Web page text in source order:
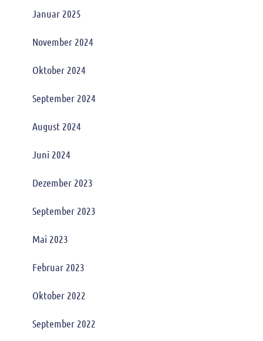
Januar 2025
November 2024
Oktober 2024
September 2024
August 2024
Juni 2024
Dezember 2023
September 2023
Mai 2023
Februar 2023
Oktober 2022
September 2022